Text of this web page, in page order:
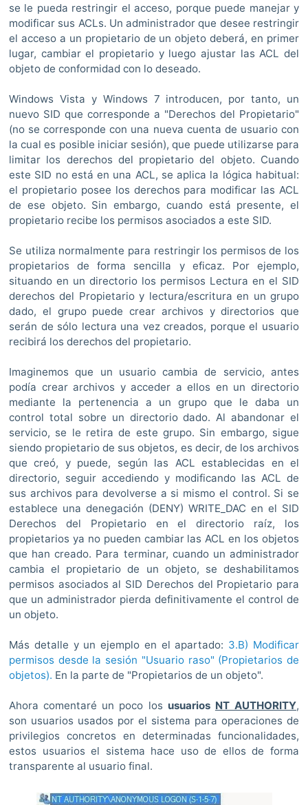
se le pueda restringir el acceso, porque puede manejar y
modificar sus ACLs. Un administrador que desee restringir
el acceso a un propietario de un objeto deberá, en primer
lugar, cambiar el propietario y luego ajustar las ACL del
objeto de conformidad con lo deseado.
Windows Vista y Windows 7 introducen, por tanto, un
nuevo SID que corresponde a "Derechos del Propietario"
(no se corresponde con una nueva cuenta de usuario con
la cual es posible iniciar sesión), que puede utilizarse para
limitar los derechos del propietario del objeto. Cuando
este SID no está en una ACL, se aplica la lógica habitual:
el propietario posee los derechos para modificar las ACL
de ese objeto. Sin embargo, cuando está presente, el
propietario recibe los permisos asociados a este SID.
Se utiliza normalmente para restringir los permisos de los
propietarios de forma sencilla y eficaz. Por ejemplo,
situando en un directorio los permisos Lectura en el SID
derechos del Propietario y lectura/escritura en un grupo
dado, el grupo puede crear archivos y directorios que
serán de sólo lectura una vez creados, porque el usuario
recibirá los derechos del propietario.
Imaginemos que un usuario cambia de servicio, antes
podía crear archivos y acceder a ellos en un directorio
mediante la pertenencia a un grupo que le daba un
control total sobre un directorio dado. Al abandonar el
servicio, se le retira de este grupo. Sin embargo, sigue
siendo propietario de sus objetos, es decir, de los archivos
que creó, y puede, según las ACL establecidas en el
directorio, seguir accediendo y modificando las ACL de
sus archivos para devolverse a si mismo el control. Si se
establece una denegación (DENY) WRITE_DAC en el SID
Derechos del Propietario en el directorio raíz, los
propietarios ya no pueden cambiar las ACL en los objetos
que han creado. Para terminar, cuando un administrador
cambia el propietario de un objeto, se deshabilitamos
permisos asociados al SID Derechos del Propietario para
que un administrador pierda definitivamente el control de
un objeto.
Más detalle y un ejemplo en el apartado: 3.B) Modificar
permisos desde la sesión "Usuario raso" (Propietarios de
objetos). En la parte de "Propietarios de un objeto".
Ahora comentaré un poco los usuarios NT AUTHORITY,
son usuarios usados por el sistema para operaciones de
privilegios concretos en determinadas funcionalidades,
estos usuarios el sistema hace uso de ellos de forma
transparente al usuario final.